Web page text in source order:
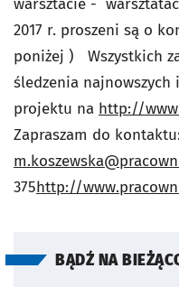
warsztacie -
2017 r. proszeni są o
poniżej ) Wszystkich
śledzenia
projektu na http://
Zapraszam do
375http://
BĄDŹ NA